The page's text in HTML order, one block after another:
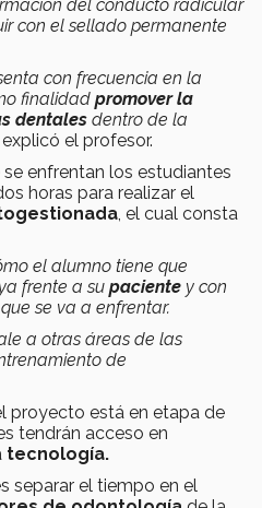
del conducto radicular
con el sellado permanente
con frecuencia en la
finalidad promover la
dentales dentro de la
explicó el profesor.
enfrentan los estudiantes
horas para realizar el
, el cual consta
el alumno tiene que
frente a su paciente y con
se va a enfrentar.
a otras áreas de las
de
proyecto está en etapa de
tendrán acceso en
tecnología.
separar el tiempo en el